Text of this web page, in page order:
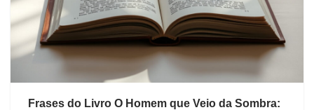
Frases do Livro O Homem que Veio da Sombra: